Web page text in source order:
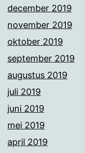
december 2019
november 2019
oktober 2019
september 2019
augustus 2019
juli 2019
juni 2019
mei 2019
april 2019